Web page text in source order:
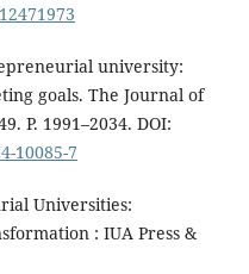
university:
goals. The Journal of
P. 1991–2034. DOI:
10085-7
Universities:
: IUA Press &